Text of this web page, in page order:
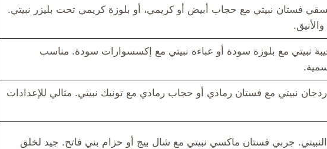
فستان نبيتي مع حجاب أبيض أو كريمي، أو بلوزة كريمي تحت بليزر نبيتي.
نبيتي مع بلوزة سودة أو عباءة نبيتي مع إكسسوارات سودة. مناسب
نبيتي مع فستان رمادي أو حجاب رمادي مع تونيك نبيتي. مثالي للإعدادات
جربي فستان ماكسي نبيتي مع شال بيج أو حزام بني فاتح. جيد لخلق